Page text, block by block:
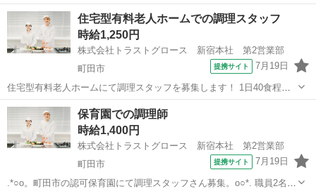
寄駅]： 東京都町田市野津田町2003 町田市内学校/HITOWAフードサー
ビス 鶴川駅 [職種名]：調理師・栄養士(正社員) ...
東京 町田市 鶴川駅 キッチン
住宅型有料老人ホームでの調理スタッフ
時給1,250円
株式会社トラストグロース 新宿本社 第2営業部
町田市
提携サイト 7月19日
住宅型有料老人ホームにて調理スタッフを募集します！ 1日40食程を2
～3名で調理します。 クックチル等の湯銭パックと完全調理の両方で
行います。 ※お仕事No.13-047264 ご応募時に上記No.をお知らせ下さ
い！ ...
東京 町田市 キッチン
保育園での調理師
時給1,400円
株式会社トラストグロース 新宿本社 第2営業部
町田市
提携サイト 7月19日
.*○o。町田市の認可保育園にて調理スタッフさん募集。o○*. 職員2名体